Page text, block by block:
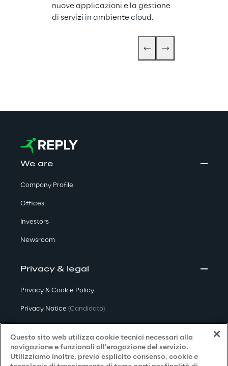
nuove applicazioni e la gestione
di servizi in ambiente cloud.
We are
Company Profile
Offices
Investors
Newsroom
Privacy & legal
Privacy & Cookie Policy
Privacy Notice (Candidato)
Privacy Notice(Fornitore)
Privacy Notice (Marketing)
Questo sito web utilizza cookie tecnici necessari alla
navigazione e funzionali all’erogazione del servizio.
Utilizziamo inoltre, previo esplicito consenso, cookie e